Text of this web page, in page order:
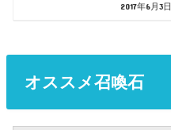
2017年6月3日
オススメ召喚石